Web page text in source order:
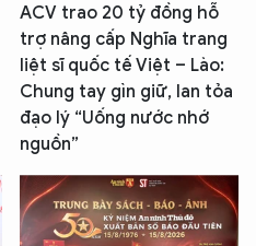
ACV trao 20 tỷ đồng hỗ
trợ nâng cấp Nghĩa trang
liệt sĩ quốc tế Việt – Lào:
Chung tay gìn giữ, lan tỏa
đạo lý “Uống nước nhớ
nguồn”